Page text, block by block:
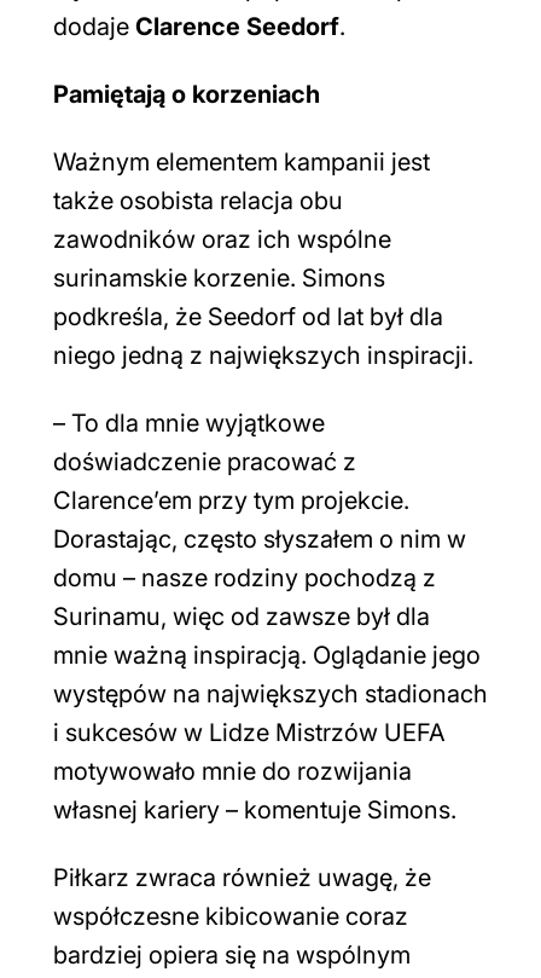
dodaje Clarence Seedorf.
Pamiętają o korzeniach
Ważnym elementem kampanii jest
także osobista relacja obu
zawodników oraz ich wspólne
surinamskie korzenie. Simons
podkreśla, że Seedorf od lat był dla
niego jedną z największych inspiracji.
– To dla mnie wyjątkowe
doświadczenie pracować z
Clarence’em przy tym projekcie.
Dorastając, często słyszałem o nim w
domu – nasze rodziny pochodzą z
Surinamu, więc od zawsze był dla
mnie ważną inspiracją. Oglądanie jego
występów na największych stadionach
i sukcesów w Lidze Mistrzów UEFA
motywowało mnie do rozwijania
własnej kariery – komentuje Simons.
Piłkarz zwraca również uwagę, że
współczesne kibicowanie coraz
bardziej opiera się na wspólnym